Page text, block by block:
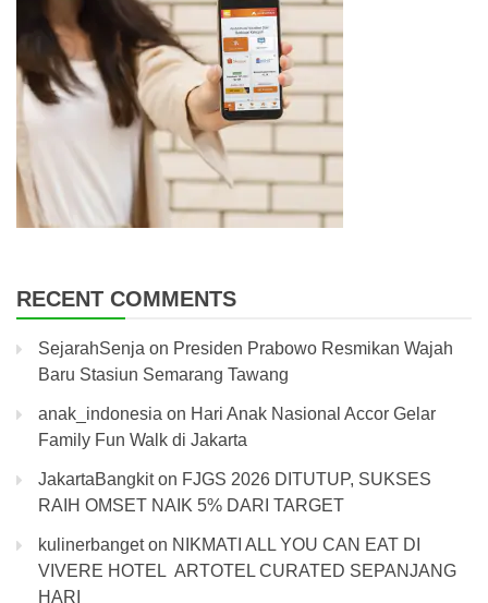
RECENT COMMENTS
SejarahSenja on Presiden Prabowo Resmikan Wajah
Baru Stasiun Semarang Tawang
anak_indonesia on Hari Anak Nasional Accor Gelar
Family Fun Walk di Jakarta
JakartaBangkiton FJGS 2026 DITUTUP, SUKSES
RAIH OMSET NAIK 5% DARI TARGET
kulinerbangeton NIKMATI ALL YOU CAN EAT DI
VIVERE HOTEL ARTOTEL CURATED SEPANJANG
HARI